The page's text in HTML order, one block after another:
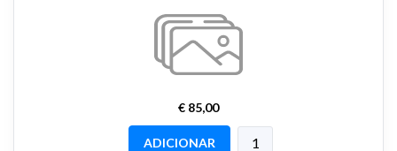
€ 85,00
ADICIONAR